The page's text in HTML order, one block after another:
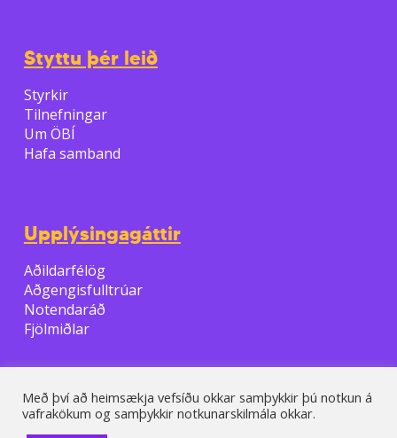
Styttu þér leið
Styrkir
Tilnefningar
Um ÖBÍ
Hafa samband
Upplýsingagáttir
Aðildarfélög
Aðgengisfulltrúar
Notendaráð
Fjölmiðlar
© 2026 ÖBI.
Með því að heimsækja vefsíðu okkar samþykkir þú notkun á
vafrakökum og samþykkir notkunarskilmála okkar.